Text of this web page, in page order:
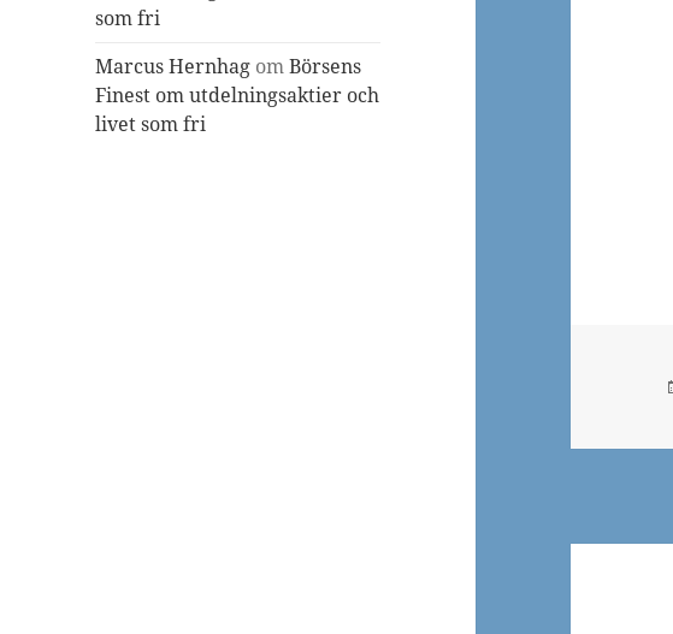
som fri
Marcus Hernhag omBörsens
Finest om utdelningsaktier och
livet som fri